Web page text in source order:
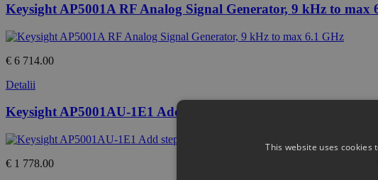
Keysight AP5001A RF Analog Signal Generator, 9 kHz to max
€ 6 714.00
Detalii
Keysight AP5001AU-1E1 Add step attenuator
€ 1 778.00
This website uses cookies